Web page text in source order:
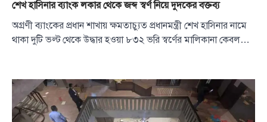
শেখ হাসিনার ব্যাংক লকার থেকে জব্দ স্বর্ণ নিয়ে দুদকের বক্তব্য
অগ্রণী ব্যাংকের প্রধান শাখায় ক্ষমতাচ্যুত প্রধানমন্ত্রী শেখ হাসিনার নামে
থাকা দুটি ভল্ট থেকে উদ্ধার হওয়া ৮৩২ ভরি স্বর্ণের মালিকানা কেবল…